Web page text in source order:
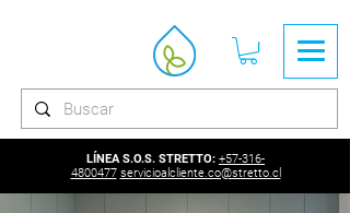
LÍNEA S.O.S. STRETTO: +57-316-
4800477 servicioalcliente.co@stretto.cl